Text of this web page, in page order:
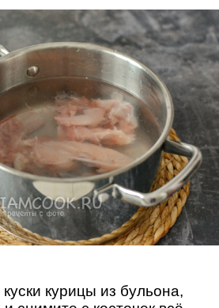
курицы из бульона,